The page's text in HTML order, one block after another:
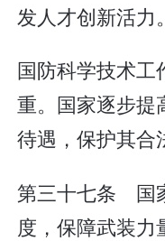
发人才创新活力。
国防科学技术工
重。国家逐步提
待遇，保护其合
第三十七条 国
度，保障武装力